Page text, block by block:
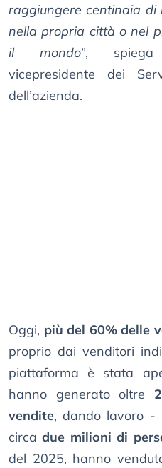
raggiungere centinaia di
nella propria città o nel
il mondo”,
vicepresidente dei
dell’azienda.
Oggi, più del 60% delle
proprio dai venditori
piattaforma è stata
hanno generato oltre
vendite, dando lavoro -
circadue milioni di
del 2025, hanno